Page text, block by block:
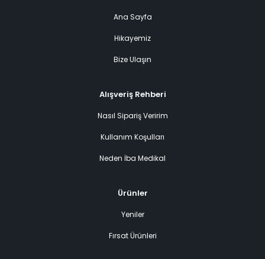
Ana Sayfa
Hikayemiz
Bize Ulaşın
Alışveriş Rehberi
Nasıl Sipariş Veririm
Kullanım Koşulları
Neden İba Medikal
Ürünler
Yeniler
Fırsat Ürünleri